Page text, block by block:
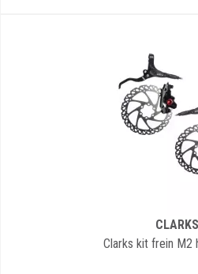
CLARKS
Clarks kit frein M2